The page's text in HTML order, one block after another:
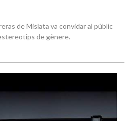
de Mislata va convidar al públic
de gènere.